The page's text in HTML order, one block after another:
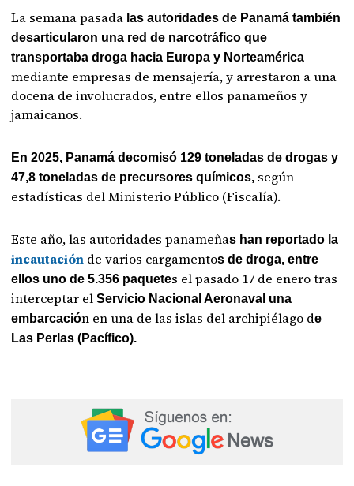
La semana pasada las autoridades de Panamá también
desarticularon una red de narcotráfico que
transportaba droga hacia Europa y Norteamérica
mediante empresas de mensajería, y arrestaron a una
docena de involucrados, entre ellos panameños y
jamaicanos.
En 2025, Panamá decomisó 129 toneladas de drogas y
47,8 toneladas de precursores químicos, según
estadísticas del Ministerio Público (Fiscalía).
Este año, las autoridades panameñas han reportado la
incautación de varios cargamentos de droga, entre
ellos uno de 5.356 paquetes el pasado 17 de enero tras
interceptar elServicio Nacional Aeronaval una
embarcación en una de las islas del archipiélago de
Las Perlas (Pacífico).